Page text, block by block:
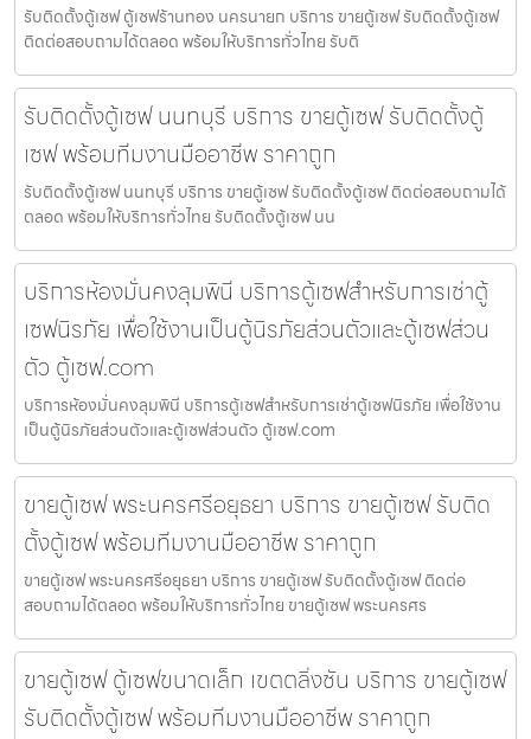
รับติดตั้งตู้เซฟ ตู้เซฟร้านทอง นครนายก บริการ ขายตู้เซฟ รับติดตั้งตู้เซฟ
ติดต่อสอบถามได้ตลอด พร้อมให้บริการทั่วไทย รับติ
รับติดตั้งตู้เซฟ นนทบุรี บริการ ขายตู้เซฟ รับติดตั้งตู้
เซฟ พร้อมทีมงานมืออาชีพ ราคาถูก
รับติดตั้งตู้เซฟ นนทบุรี บริการ ขายตู้เซฟ รับติดตั้งตู้เซฟ ติดต่อสอบถามได้
ตลอด พร้อมให้บริการทั่วไทย รับติดตั้งตู้เซฟ นน
บริการห้องมั่นคงลุมพินี บริการตู้เซฟสำหรับการเช่าตู้
เซฟนิรภัย เพื่อใช้งานเป็นตู้นิรภัยส่วนตัวและตู้เซฟส่วน
ตัว ตู้เซฟ.com
บริการห้องมั่นคงลุมพินี บริการตู้เซฟสำหรับการเช่าตู้เซฟนิรภัย เพื่อใช้งาน
เป็นตู้นิรภัยส่วนตัวและตู้เซฟส่วนตัว ตู้เซฟ.com
ขายตู้เซฟ พระนครศรีอยุธยา บริการ ขายตู้เซฟ รับติด
ตั้งตู้เซฟ พร้อมทีมงานมืออาชีพ ราคาถูก
ขายตู้เซฟ พระนครศรีอยุธยา บริการ ขายตู้เซฟ รับติดตั้งตู้เซฟ ติดต่อ
สอบถามได้ตลอด พร้อมให้บริการทั่วไทย ขายตู้เซฟ พระนครศร
ขายตู้เซฟ ตู้เซฟขนาดเล็ก เขตตลิ่งชัน บริการ ขายตู้เซฟ
รับติดตั้งตู้เซฟ พร้อมทีมงานมืออาชีพ ราคาถูก